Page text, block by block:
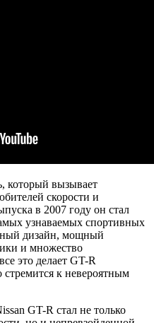
который вызывает
скорости и
в 2007 году он стал
узнаваемых спортивных
дизайн, мощный
и множество
это делает GT-R
к невероятным
GT-R стал не только